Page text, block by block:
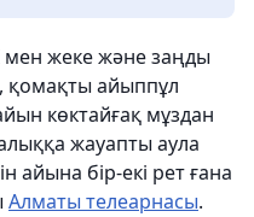
мен жеке және заңды
қомақты айыппұл
көктайғақ мұздан
жауапты аула
бір-екі рет ғана
Алматы телеарнасы.